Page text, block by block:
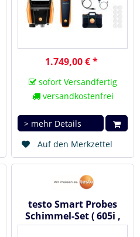
1.749,00 € *
sofort Versandfertig
versandkostenfrei
> mehr Details
Auf den Merkzettel
testo Smart Probes
Schimmel-Set ( 605i ,
805i ) - mit...